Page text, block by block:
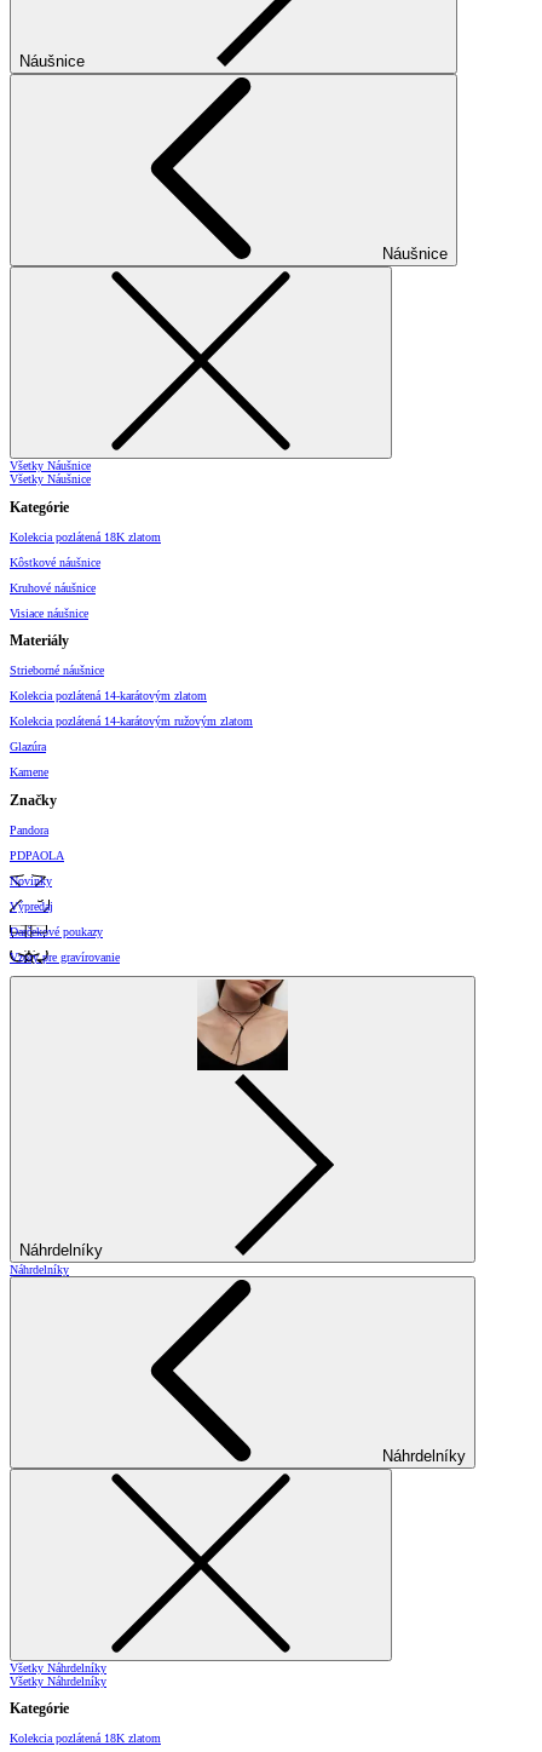
Náušnice
Náušnice
Všetky Náušnice
Všetky Náušnice
Kategórie
Kolekcia pozlátená 18K zlatom
Kôstkové náušnice
Kruhové náušnice
Visiace náušnice
Materiály
Strieborné náušnice
Kolekcia pozlátená 14-karátovým zlatom
Kolekcia pozlátená 14-karátovým ružovým zlatom
Glazúra
Kamene
Značky
Pandora
PDPAOLA
Novinky
Výpredaj
Darčekové poukazy
Vzory pre gravírovanie
Náhrdelníky
Náhrdelníky
Náhrdelníky
Všetky Náhrdelníky
Všetky Náhrdelníky
Kategórie
Kolekcia pozlátená 18K zlatom